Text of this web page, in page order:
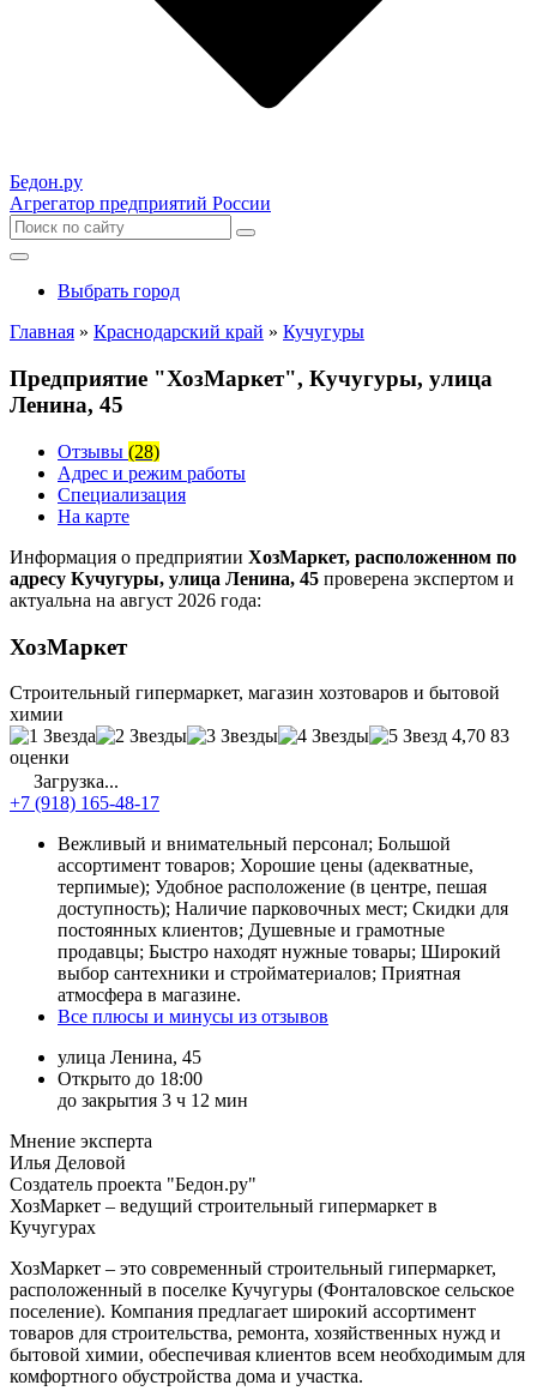
Бедон.ру
Агрегатор предприятий России
Выбрать город
Главная » Краснодарский край » Кучугуры
Предприятие "ХозМаркет", Кучугуры, улица
Ленина, 45
Отзывы (28)
Адрес и режим работы
Специализация
На карте
Информация о предприятии ХозМаркет, расположенном по
адресу Кучугуры, улица Ленина, 45 проверена экспертом и
актуальна на август 2026 года:
ХозМаркет
Строительный гипермаркет, магазин хозтоваров и бытовой
химии
4,70 83
оценки
Загрузка...
+7 (918) 165-48-17
Вежливый и внимательный персонал; Большой
ассортимент товаров; Хорошие цены (адекватные,
терпимые); Удобное расположение (в центре, пешая
доступность); Наличие парковочных мест; Скидки для
постоянных клиентов; Душевные и грамотные
продавцы; Быстро находят нужные товары; Широкий
выбор сантехники и стройматериалов; Приятная
атмосфера в магазине.
Все плюсы и минусы из отзывов
улица Ленина, 45
Открыто до 18:00
до закрытия 3 ч 12 мин
Мнение эксперта
Илья Деловой
Создатель проекта "Бедон.ру"
ХозМаркет – ведущий строительный гипермаркет в
Кучугурах
ХозМаркет – это современный строительный гипермаркет,
расположенный в поселке Кучугуры (Фонталовское сельское
поселение). Компания предлагает широкий ассортимент
товаров для строительства, ремонта, хозяйственных нужд и
бытовой химии, обеспечивая клиентов всем необходимым для
комфортного обустройства дома и участка.